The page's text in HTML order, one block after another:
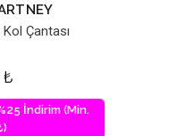
Çantası
₺
İndirim (Min.